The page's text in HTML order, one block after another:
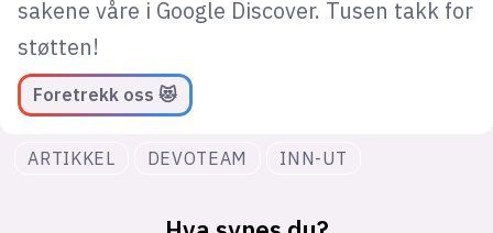
sakene våre i Google Discover. Tusen takk for
støtten!
Foretrekk oss 😻
ARTIKKEL DEVOTEAM INN-UT